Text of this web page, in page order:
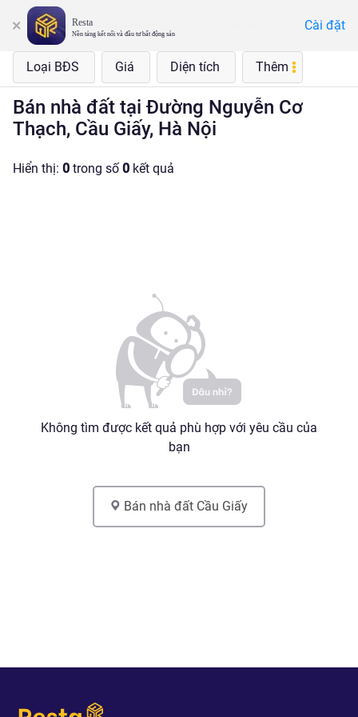
Resta
Nền tảng kết nối và đầu tư bất động sản
Cài đặt
Loại BĐS Giá Diện tích Thêm
Bán nhà đất tại Đường Nguyễn Cơ
Thạch, Cầu Giấy, Hà Nội
Hiển thị: 0 trong số0 kết quả
Không tìm được kết quả phù hợp với yêu cầu của
bạn
Bán nhà đất Cầu Giấy